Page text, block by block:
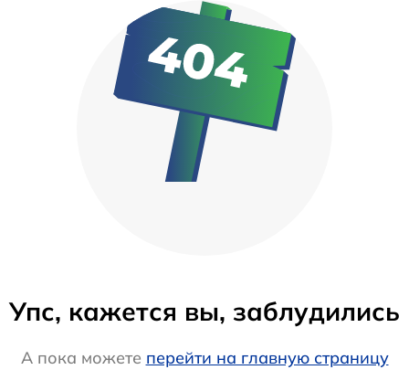
Упс, кажется вы, заблудились
А пока можете перейти на главную страницу